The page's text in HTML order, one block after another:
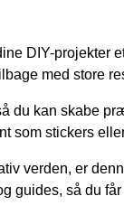
DIY-projekter
med store
du kan skabe
som stickers
verden, er
guides, så du